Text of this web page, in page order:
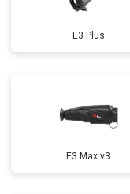
E3 Plus
E3 Max v3